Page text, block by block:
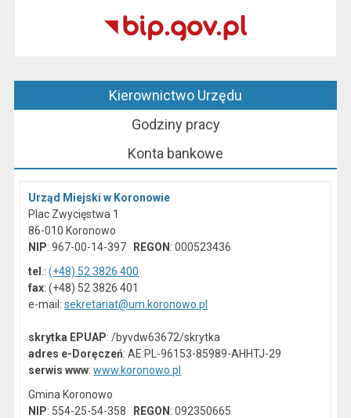
Kierownictwo Urzędu
Godziny pracy
Konta bankowe
Urząd Miejski w Koronowie
Plac Zwycięstwa 1
86-010 Koronowo
NIP: 967-00-14-397 REGON : 000523436
tel .:(+48) 52 3826 400
fax: (+48) 52 3826 401
e-mail:sekretariat@um.koronowo.pl
skrytka EPUAP: /byvdw63672/skrytka
adres e-Doręczeń: AE:PL-96153-85989-AHHTJ-29
serwis www:www.koronowo.pl
Gmina Koronowo
NIP: 554-25-54-358 REGON : 092350665